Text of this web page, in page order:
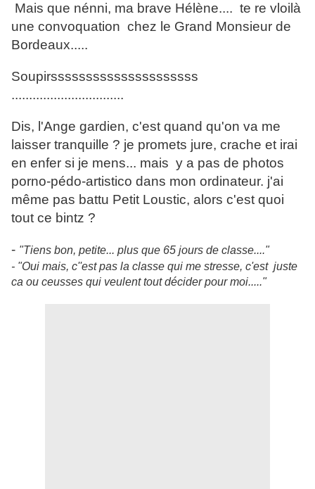
Mais que nénni, ma brave Hélène.... te re vloilà
une convoquation chez le Grand Monsieur de
Bordeaux.....
Soupirsssssssssssssssssssss
................................
Dis, l'Ange gardien, c'est quand qu'on va me
laisser tranquille ? je promets jure, crache et irai
en enfer si je mens... mais y a pas de photos
porno-pédo-artistico dans mon ordinateur. j'ai
même pas battu Petit Loustic, alors c'est quoi
tout ce bintz ?
- "Tiens bon, petite... plus que 65 jours de classe...."
- "Oui mais, c''est pas la classe qui me stresse, c'est juste
ca ou ceusses qui veulent tout décider pour moi....."